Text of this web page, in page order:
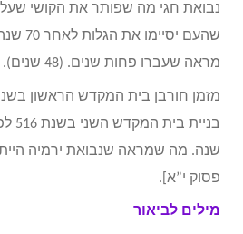
נבואת חגי מה שפותר את הקושי
שהעם
מראה שעברו פחות שנים. (48 שנים).
שנה. מה שמראה שנבואת ירמיה
פסוק י”א].
מילים לביאור